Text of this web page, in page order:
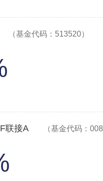
（基金代码：513520）
联接A （基金代码：